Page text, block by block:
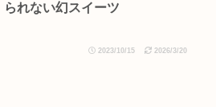
られない幻スイーツ
2023/10/15 2026/3/20